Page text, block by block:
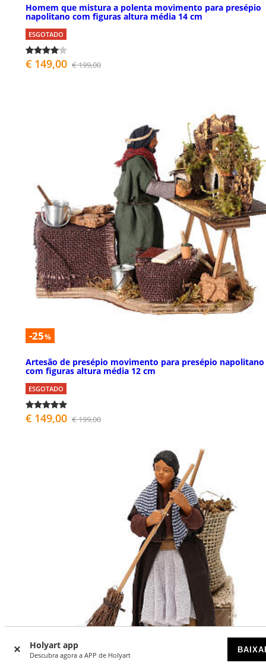
Holyart app
Descubra agora a APP de Holyart
Homem que mistura a polenta movimento para presépio
napolitano com figuras altura média 14 cm
ESGOTADO
€ 149,00 € 199,00
-25%
Artesão de presépio movimento para presépio napolitano
com figuras altura média 12 cm
ESGOTADO
€ 149,00 € 199,00